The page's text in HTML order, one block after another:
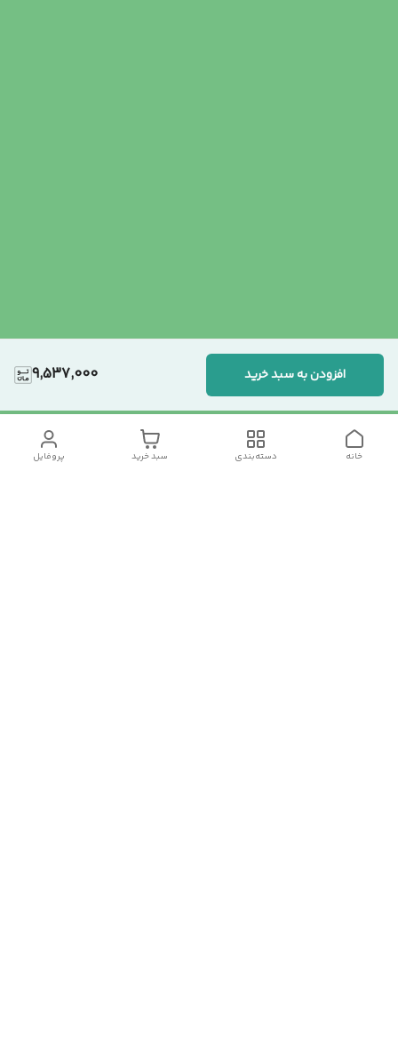
9,537,000 افزودن به سبد خرید
پروفایل سبد خرید دسته‌بندی خانه